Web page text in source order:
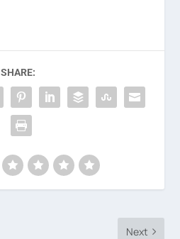
SHARE:
Next